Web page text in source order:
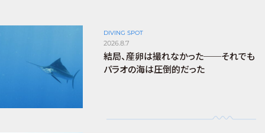
DIVING SPOT
2026.8.7
結局、産卵は撮れなかった──それでも
パラオの海は圧倒的だった